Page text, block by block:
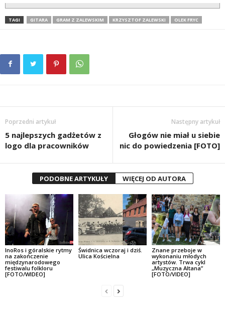
TAGI GITARA GRAM Z ZALEWSKIM KRZYSZTOF ZALEWSKI OLEK FRYC
Poprzedni artykuł
5 najlepszych gadżetów z
logo dla pracowników
Następny artykuł
Głogów nie miał u siebie
nic do powiedzenia [FOTO]
PODOBNE ARTYKUŁY WIĘCEJ OD AUTORA
InoRos i góralskie rytmy
na zakończenie
międzynarodowego
festiwalu folkloru
[FOTO/WIDEO]
Świdnica wczoraj i dziś.
Ulica Kościelna
Znane przeboje w
wykonaniu młodych
artystów. Trwa cykl
„Muzyczna Altana”
[FOTO/VIDEO]